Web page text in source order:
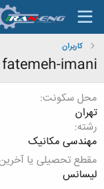
کاربران
fatemeh-imani
محل سکونت
تهران
رشته
مهندسی مکانیک
مقطع تحصیلی یا
لیسانس